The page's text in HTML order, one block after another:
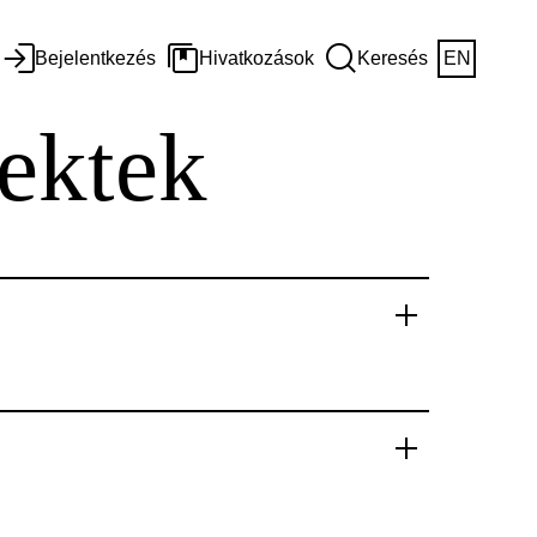
Bejelentkezés Hivatkozások Keresés EN